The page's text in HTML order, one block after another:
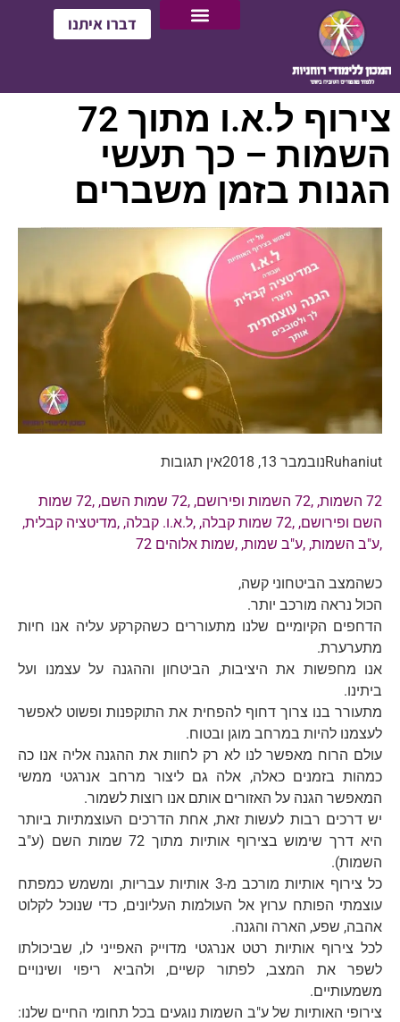
דברו איתנו
צירוף ל.א.ו מתוך 72
השמות – כך תעשי
הגנות בזמן משברים
Ruhaniutנובמבר 13, 2018 אין תגובות
72 השמות , ,72 השמות ופירושם , ,72 שמות השם , ,
72 שמות
השם ופירושם, ,72 שמות קבלה , ,ל.א.ו. קבלה, ,מדיטציה קבלית,
,ע"ב השמות, ,ע"ב שמות, ,שמות אלוהים 72
כשהמצב הביטחוני קשה,
הכול נראה מורכב יותר.
הדחפים הקיומיים שלנו מתעוררים כשהקרקע עליה אנו חיות
מתערערת.
אנו מחפשות את היציבות, הביטחון וההגנה על עצמנו ועל
ביתינו.
מתעורר בנו צרוך דחוף להפחית את התוקפנות ופשוט לאפשר
לעצמנו להיות במרחב מוגן ובטוח.
עולם הרוח מאפשר לנו לא רק לחוות את ההגנה אליה אנו כה
כמהות בזמנים כאלה, אלה גם ליצור מרחב אנרגטי ממשי
המאפשר הגנה על האזורים אותם אנו רוצות לשמור.
יש דרכים רבות לעשות זאת, אחת הדרכים העוצמתיות ביותר
היא דרך שימוש בצירוף אותיות מתוך 72 שמות השם (ע"ב
השמות).
כל צירוף אותיות מורכב מ-3 אותיות עבריות, ומשמש כמפתח
עוצמתי הפותח ערוץ אל העולמות העליונים, כדי שנוכל לקלוט
אהבה, שפע, הארה והגנה.
לכל צירוף אותיות רטט אנרגטי מדוייק האפייני לו, שביכולתו
לשפר את המצב, לפתור קשיים, ולהביא ריפוי ושינויים
משמעותיים.
צירופי האותיות של ע"ב השמות נוגעים בכל תחומי החיים שלנו: